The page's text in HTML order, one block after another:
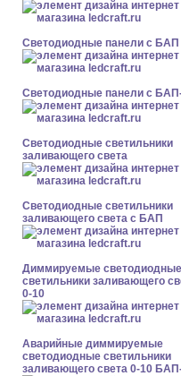
Cветодиодные панели с БАП
Cветодиодные панели с
Светодиодные светильники
заливающего света
Светодиодные светильники
заливающего света с БАП
Диммируемые светодиодные
светильники заливающего
0-10
Аварийные диммируемые
светодиодные светильники
заливающего света 0-10